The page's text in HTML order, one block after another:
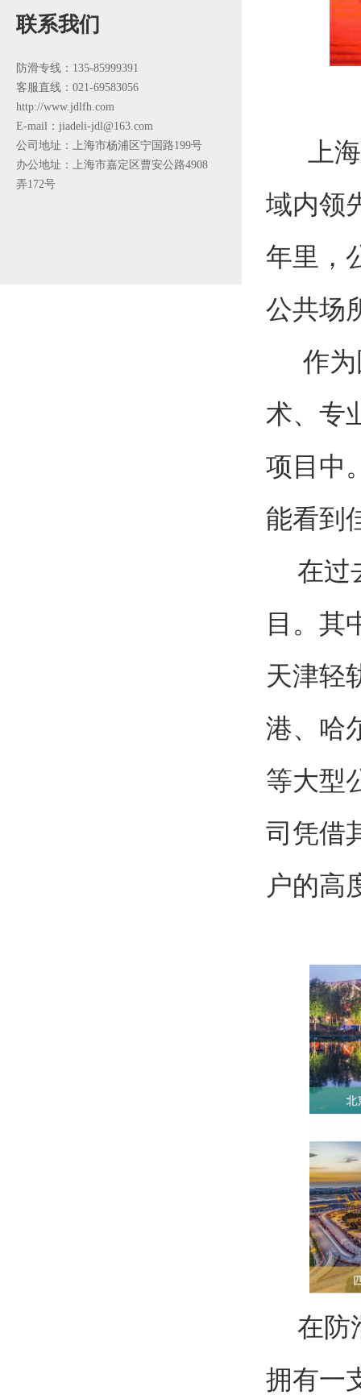
联系我们
防滑专线：135-85999391
客服直线：021-69583056
http://www.jdlfh.com
E-mail：jiadeli-jdl@163.com
公司地址：上海市杨浦区宁国路199号
办公地址：上海市嘉定区曹安公路4908
弄172号
上海
域内领
年里，
公共场
作为
术、专
项目中
能看到
在过
目。其
天津轻
港、哈
等大型
司凭借
户的高
在防
拥有一